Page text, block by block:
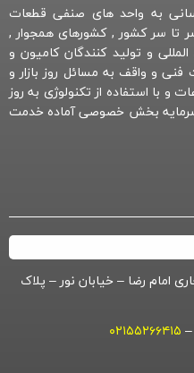
به واحد های صنفی قطعات
تا سر کشور , کشورهای همجوار ,
و تولید کنندگان کامیون و
فنی و واقف به مسائل روز بازار و
و با استفاده از تکنولوژی به روز
سرمایه بخش خصوصی آماده خدمت
امام رضا – خیابان نور – پلاک
– ۰۲۱۵۵۲۶۶۴۱۵